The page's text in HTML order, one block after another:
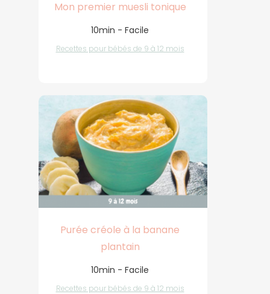
Mon premier muesli tonique
10min - Facile
Recettes pour bébés de 9 à 12 mois
Purée créole à la banane
plantain
10min - Facile
Recettes pour bébés de 9 à 12 mois